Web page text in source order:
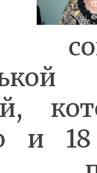
и 18